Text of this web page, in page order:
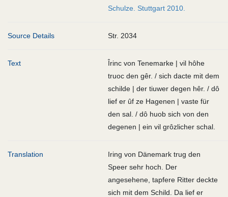
Schulze. Stuttgart 2010.
Source Details Str. 2034
Text
Îrinc von Tenemarke | vil hôhe
truoc den gêr. / sich dacte mit dem
schilde | der tiuwer degen hêr. / dô
lief er ûf ze Hagenen | vaste für
den sal. / dô huob sich von den
degenen | ein vil grôzlicher schal.
Translation
Iring von Dänemark trug den
Speer sehr hoch. Der
angesehene, tapfere Ritter deckte
sich mit dem Schild. Da lief er